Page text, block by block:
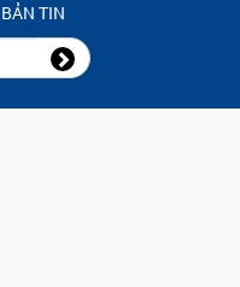
TIN